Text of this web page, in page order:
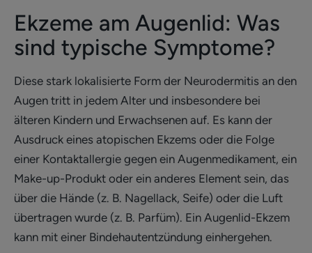
Ekzeme am Augenlid: Was
sind typische Symptome?
Diese stark lokalisierte Form der Neurodermitis an den
Augen tritt in jedem Alter und insbesondere bei
älteren Kindern und Erwachsenen auf. Es kann der
Ausdruck eines atopischen Ekzems oder die Folge
einer Kontaktallergie gegen ein Augenmedikament, ein
Make-up-Produkt oder ein anderes Element sein, das
über die Hände (z. B. Nagellack, Seife) oder die Luft
übertragen wurde (z. B. Parfüm). Ein Augenlid-Ekzem
kann mit einer Bindehautentzündung einhergehen.